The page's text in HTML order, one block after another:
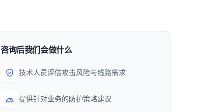
咨询后我们会做什么
技术人员评估攻击风险与线路需求
提供针对业务的防护策略建议